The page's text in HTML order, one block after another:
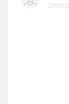
27/07/